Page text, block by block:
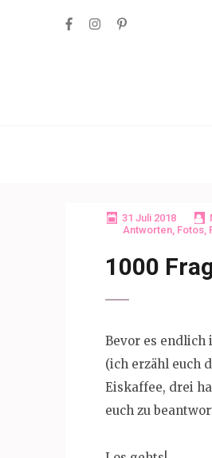
31 Juli 2018
Antworten, Fotos,
1000
Bevor es endlich
(ich erzähl euch
Eiskaffee, drei
euch zu